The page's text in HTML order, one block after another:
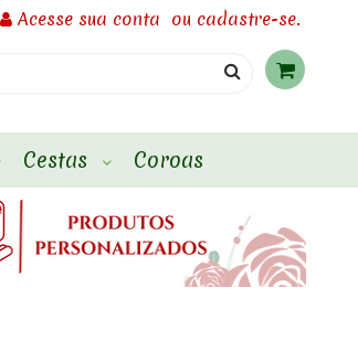
Acesse sua conta ou cadastre-se.
Cestas Coroas